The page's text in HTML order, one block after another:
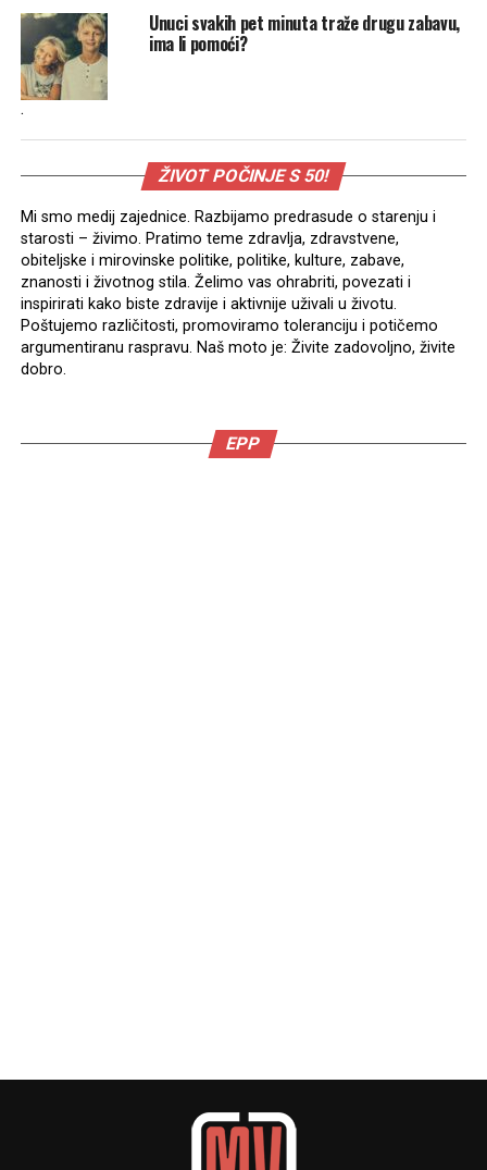
Unuci svakih pet minuta traže drugu zabavu,
ima li pomoći?
.
ŽIVOT POČINJE S 50!
Mi smo medij zajednice. Razbijamo predrasude o starenju i
starosti – živimo. Pratimo teme zdravlja, zdravstvene,
obiteljske i mirovinske politike, politike, kulture, zabave,
znanosti i životnog stila. Želimo vas ohrabriti, povezati i
inspirirati kako biste zdravije i aktivnije uživali u životu.
Poštujemo različitosti, promoviramo toleranciju i potičemo
argumentiranu raspravu. Naš moto je: Živite zadovoljno, živite
dobro.
EPP